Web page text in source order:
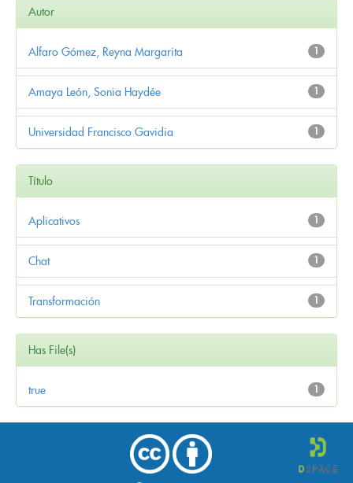
Autor
1
Alfaro Gómez, Reyna Margarita
1
Amaya León, Sonia Haydée
1
Universidad Francisco Gavidia
Título
1
Aplicativos
1
Chat
1
Transformación
Has File(s)
1
true